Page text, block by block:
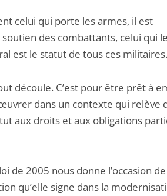
celui qui porte les armes, il est
des combattants, celui qui
est le statut de tous ces militaires.
découle. C’est pour être prêt à
dans un contexte qui relève
aux droits et aux obligations
de 2005 nous donne l’occasion
qu’elle signe dans la